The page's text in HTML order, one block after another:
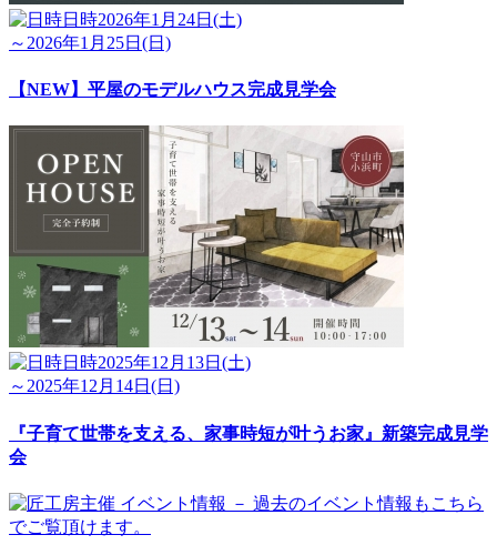
日時2026年1月24日(土)
～2026年1月25日(日)
【NEW】平屋のモデルハウス完成見学会
日時2025年12月13日(土)
～2025年12月14日(日)
『子育て世帯を支える、家事時短が叶うお家』新築完成見学
会